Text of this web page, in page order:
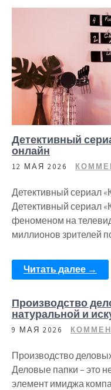
Детективный
онлайн
12 МАЯ 2026
Детективный сериал
Детективный сериал
феноменом на
миллионов зрителей
Читать далее →
Производство
натуральной и
9 МАЯ 2026
Производство
Деловые папки – это
элемент имиджа